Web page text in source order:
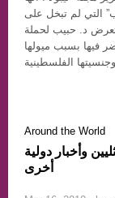
التي لم تبخل على
د. حبيب لحملة
فيها بسبب ميولها
الفلسطينية
Around the World
وأخبار دولية
أخرى